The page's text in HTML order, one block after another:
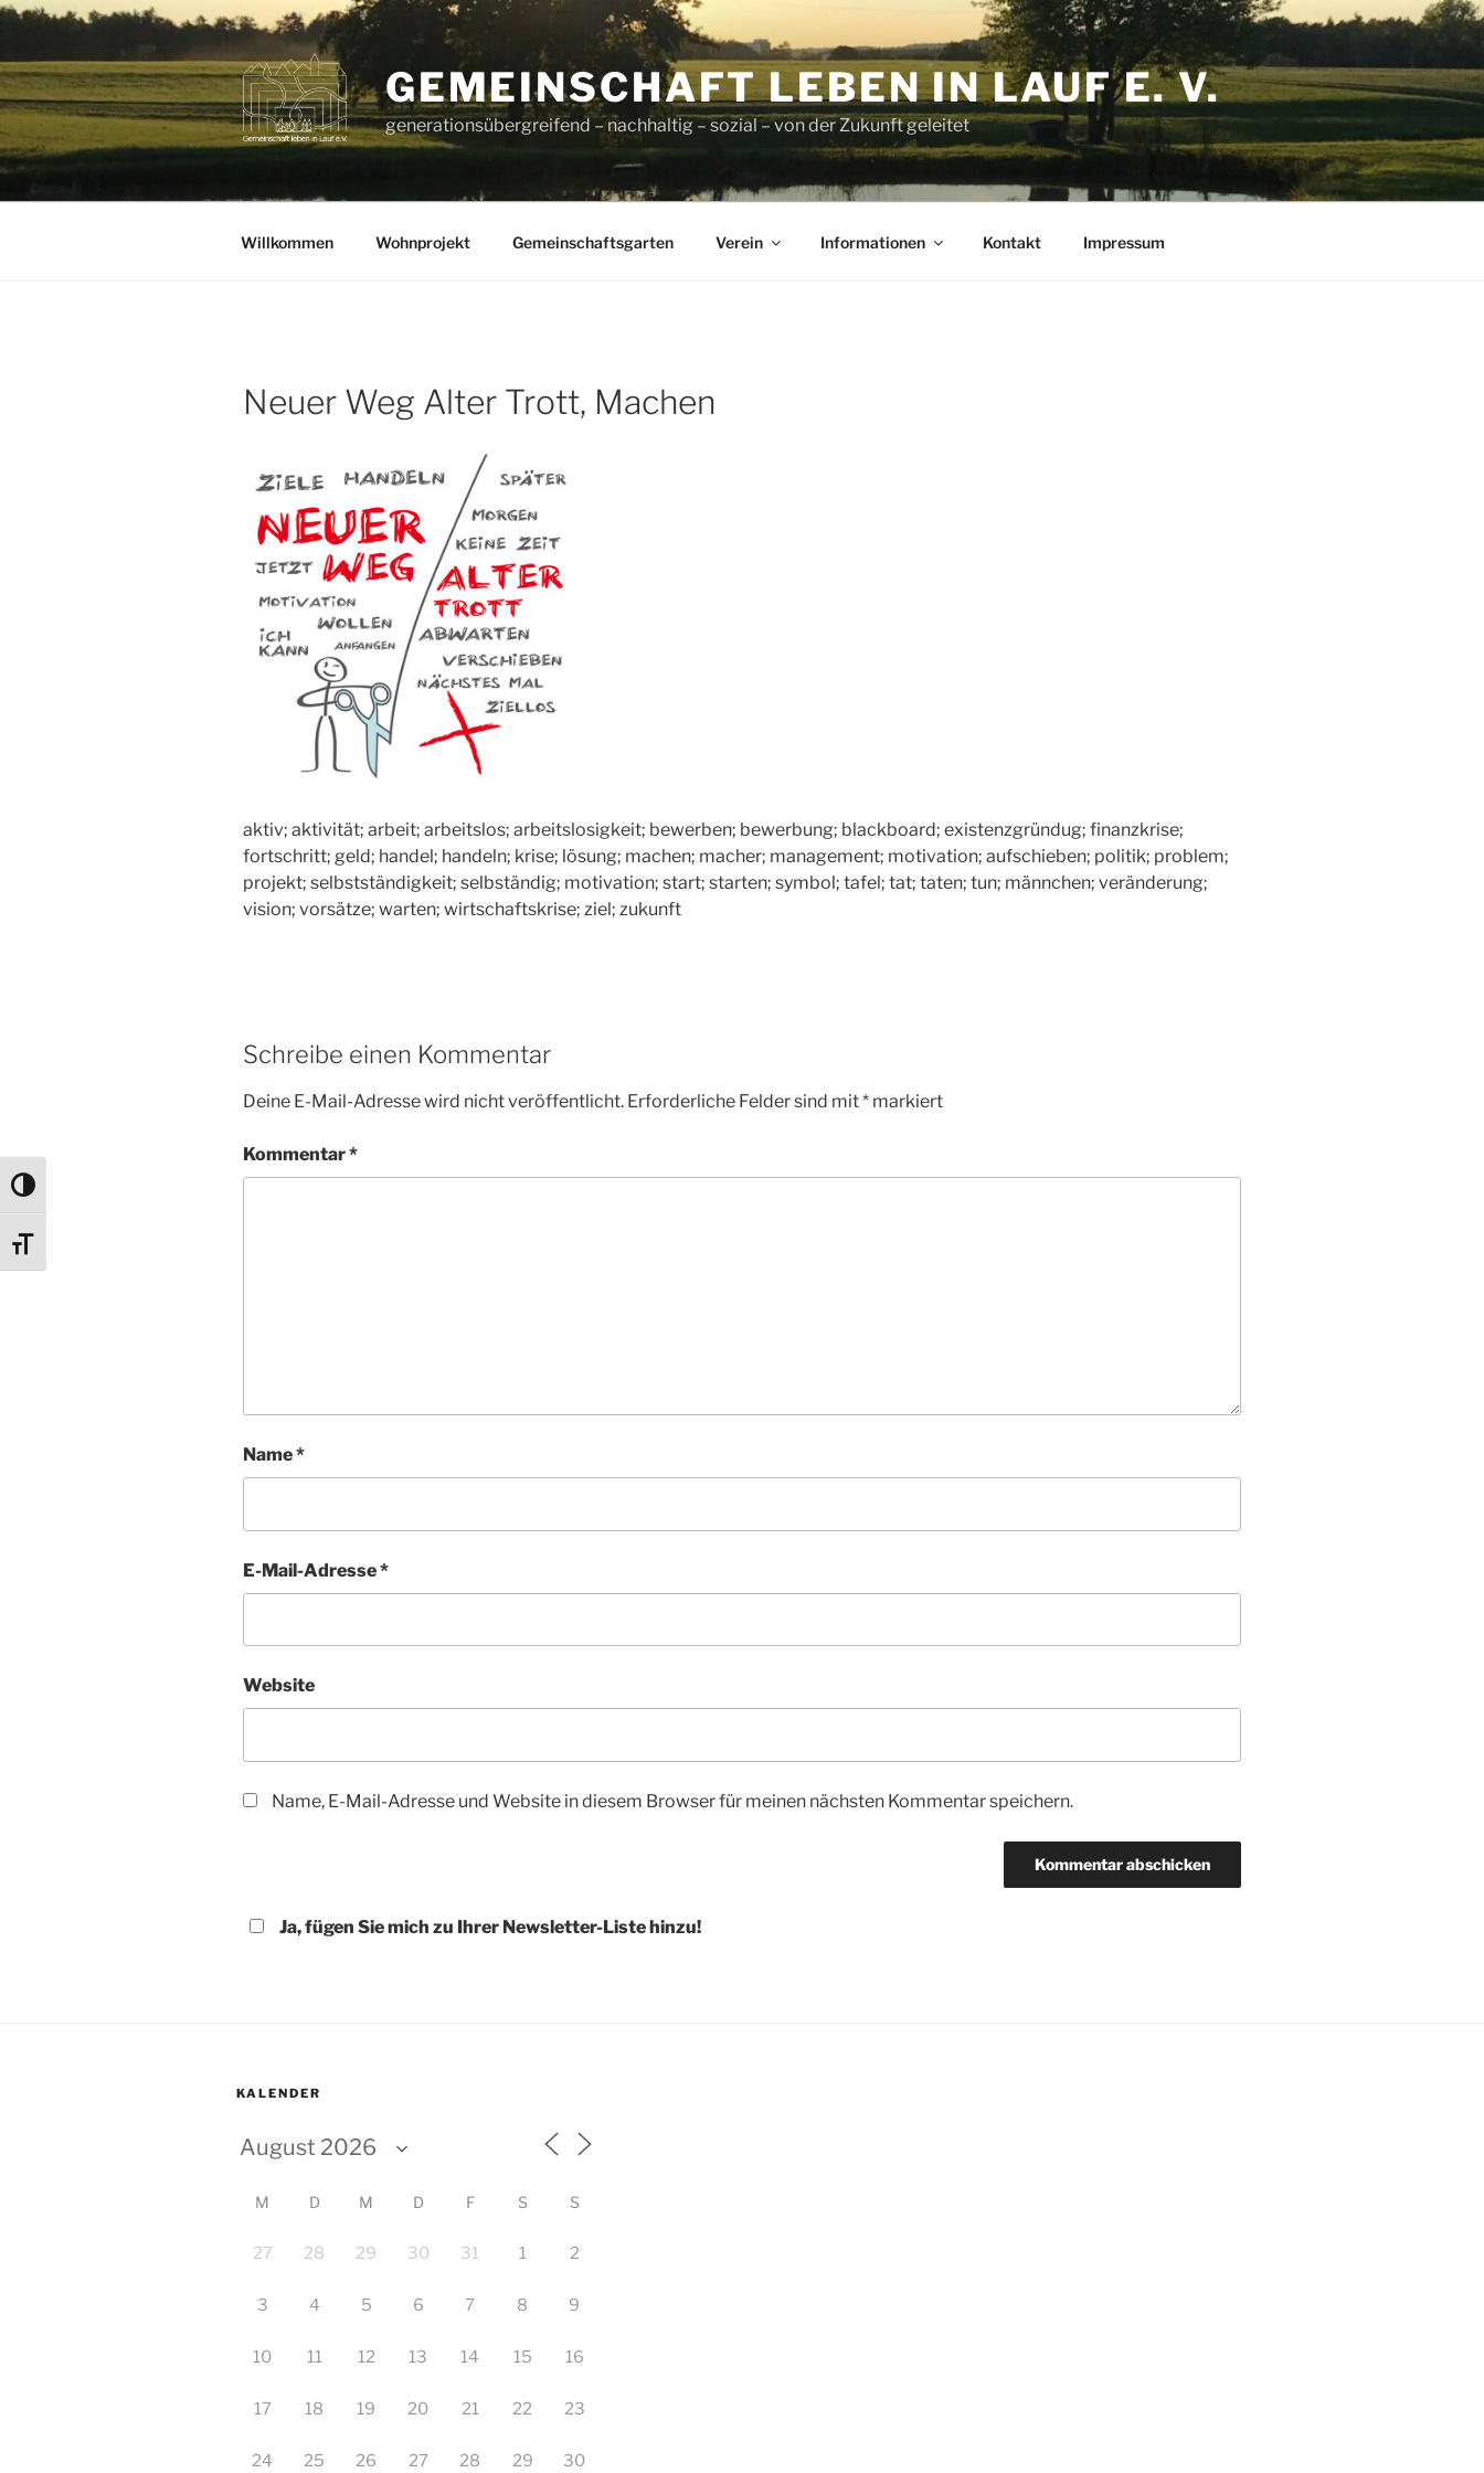
Umschalten auf hohe Kontraste
Schrift vergrößern
Zum
springen
GEMEINSCHAFT LEBEN IN LAUF E. V.
generationsübergreifend – nachhaltig – sozial – von der Zukunft geleitet
Willkommen Wohnprojekt Gemeinschaftsgarten Verein Informationen Kontakt Impressum
Neuer Weg Alter Trott, Machen
aktiv; aktivität; arbeit; arbeitslos; arbeitslosigkeit; bewerben; bewerbung; blackboard; existenzgründug; finanzkrise;
fortschritt; geld; handel; handeln; krise; lösung; machen; macher; management; motivation; aufschieben; politik; problem;
projekt; selbstständigkeit; selbständig; motivation; start; starten; symbol; tafel; tat; taten; tun; männchen; veränderung;
vision; vorsätze; warten; wirtschaftskrise; ziel; zukunft
Schreibe einen Kommentar
Deine E-Mail-Adresse wird nicht veröffentlicht. Erforderliche Felder sind mit* markiert
Kommentar*
Name*
E-Mail-Adresse*
Website
Name, E-Mail-Adresse und Website in diesem Browser für meinen nächsten Kommentar speichern.
Ja, fügen Sie mich zu Ihrer Newsletter-Liste hinzu!
KALENDER
M D M D F S S
27 28 29 30 31 1 2
3 4 5 6 7 8 9
10 11 12 13 14 15 16
17 18 19 20 21 22 23
24 25 26 27 28 29 30